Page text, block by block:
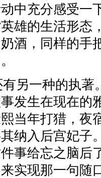
中充分感受一
雄的生活形态
酒，同样的手
另一种的执著
发生在现在的
当年打猎，夜
纳入后宫妃子
事给忘之脑后
实现那一句随